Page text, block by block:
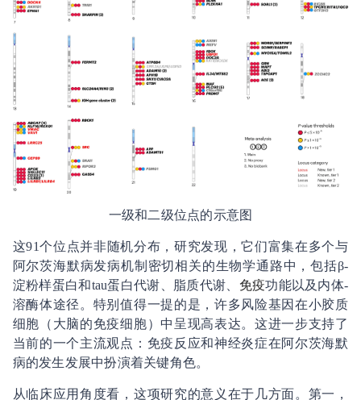
一级和二级位点的示意图
这91个位点并非随机分布，研究发现，它们富集在多个与
阿尔茨海默病发病机制密切相关的生物学通路中，包括β-
淀粉样蛋白和tau蛋白代谢、脂质代谢、 免疫功能以及内体-
溶酶体途径。特别值得一提的是，许多风险基因在小胶质
细胞（大脑的免疫细胞）中呈现高表达。这进一步支持了
当前的一个主流观点：免疫反应和神经炎症在阿尔茨海默
病的发生发展中扮演着关键角色。
从临床应用角度看，这项研究的意义在于几方面。第一，